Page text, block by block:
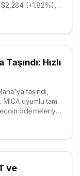
$2,284 (+1.82%),
Hızlı
taşındı,
uyumlu tam
ödemeleriyle
ve